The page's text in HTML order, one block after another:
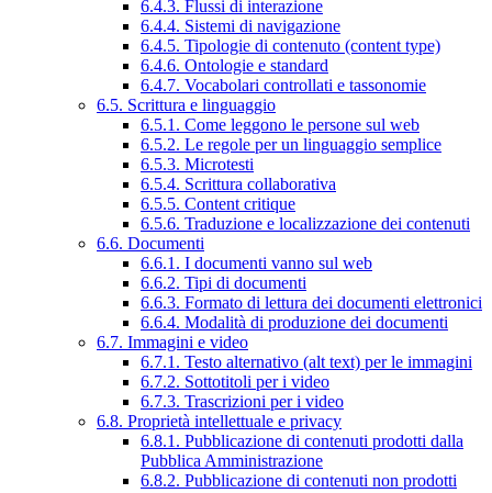
6.4.3. Flussi di interazione
6.4.4. Sistemi di navigazione
6.4.5. Tipologie di contenuto (content type)
6.4.6. Ontologie e standard
6.4.7. Vocabolari controllati e tassonomie
6.5. Scrittura e linguaggio
6.5.1. Come leggono le persone sul web
6.5.2. Le regole per un linguaggio semplice
6.5.3. Microtesti
6.5.4. Scrittura collaborativa
6.5.5. Content critique
6.5.6. Traduzione e localizzazione dei contenuti
6.6. Documenti
6.6.1. I documenti vanno sul web
6.6.2. Tipi di documenti
6.6.3. Formato di lettura dei documenti elettronici
6.6.4. Modalità di produzione dei documenti
6.7. Immagini e video
6.7.1. Testo alternativo (alt text) per le immagini
6.7.2. Sottotitoli per i video
6.7.3. Trascrizioni per i video
6.8. Proprietà intellettuale e privacy
6.8.1. Pubblicazione di contenuti prodotti dalla
Pubblica Amministrazione
6.8.2. Pubblicazione di contenuti non prodotti